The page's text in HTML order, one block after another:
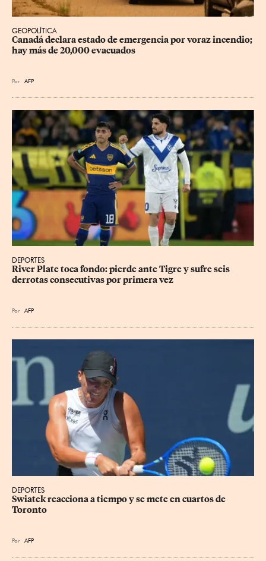
GEOPOLÍTICA
Canadá declara estado de emergencia por voraz incendio;
hay más de 20,000 evacuados
Por AFP
DEPORTES
River Plate toca fondo: pierde ante Tigre y sufre seis
derrotas consecutivas por primera vez
Por AFP
DEPORTES
Swiatek reacciona a tiempo y se mete en cuartos de
Toronto
Por AFP